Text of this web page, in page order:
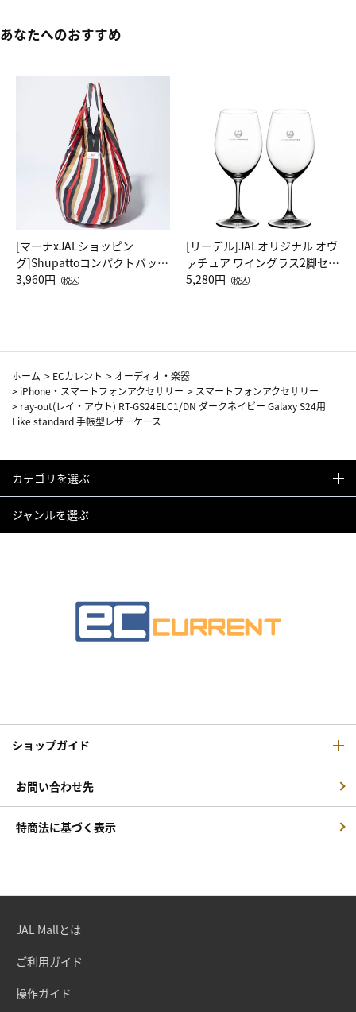
あなたへのおすすめ
[マーナxJALショッピン
グ]Shupattoコンパクトバッグ
Drop JAL客室乗務員（LC）ス
3,960円 （税込）
[リーデル]JALオリジナル オヴ
ァチュア ワイングラス2脚セッ
ト（レッドワイン）
5,280円 （税込）
ホーム > ECカレント > オーディオ・楽器
> iPhone・スマートフォンアクセサリー > スマートフォンアクセサリー
> ray-out(レイ・アウト) RT-GS24ELC1/DN ダークネイビー Galaxy S24用
Like standard 手帳型レザーケース
カテゴリを選ぶ
ジャンルを選ぶ
ショップガイド
お問い合わせ先
特商法に基づく表示
JAL Mallとは
ご利用ガイド
操作ガイド